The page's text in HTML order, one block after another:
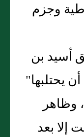
وجزم
أسيد بن
يحتلبها"
وظاهر
إلا بعد